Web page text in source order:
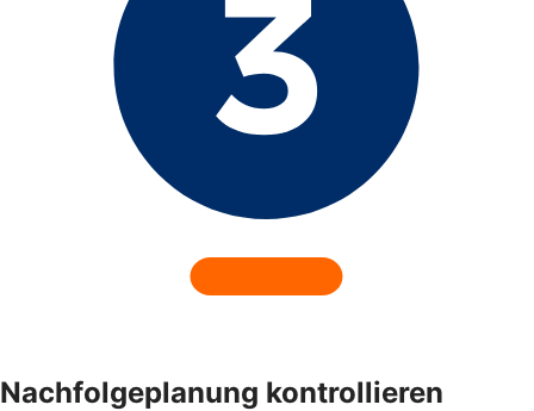
Nachfolgeplanung kontrollieren